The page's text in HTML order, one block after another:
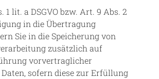
lit. a DSGVO bzw. Art. 9 Abs. 2
in die Übertragung
Sie in die Speicherung von
zusätzlich auf
vorvertraglicher
sofern diese zur Erfüllung